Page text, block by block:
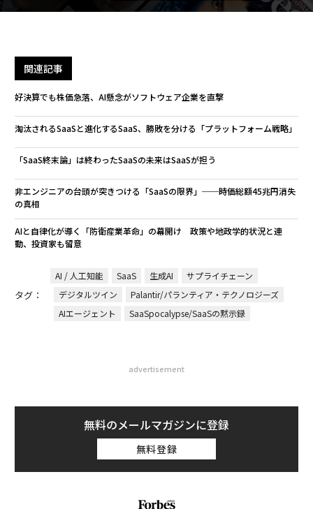
関連記事
好決算でも株価急落、AI懸念がソフトウェア企業を直撃
淘汰されるSaaSと進化するSaaS、勝敗を分ける「プラットフォーム戦略」
「SaaS終末論」は終わった――SaaSの未来はSaaSが担う
非エンジニアの台頭が突きつける「SaaSの限界」──時価総額45兆円消失
の真相
AIと自律化が導く「防衛産業革命」の幕開け 政策や地政学的状況と連
動、投資家も留意
タグ：
AI / 人工知能 SaaS 生成AI
サプライチェーン
デジタルツイン
Palantir/パランティア・テクノロジーズ
AIエージェント
SaaSpocalypse/SaaSの黙示録
advertisement
無料のメールマガジンに登録
無料登録